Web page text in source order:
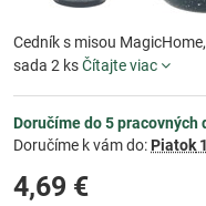
Cedník s misou
sada 2 ksČítajte viac
Doručíme do 5 pracovných
Doručíme k vám do: Piatok
4,69 €